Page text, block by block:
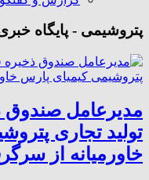
پتروشیمی - پایگاه
مدیرعامل صندوق
تولید تجاری
خاورمیانه از